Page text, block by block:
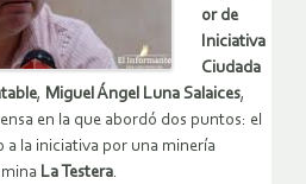
or de
Iniciativa
Ciudada
, Miguel Ángel Luna Salaices,
en la que abordó dos puntos: el
a la iniciativa por una minería
La Testera.